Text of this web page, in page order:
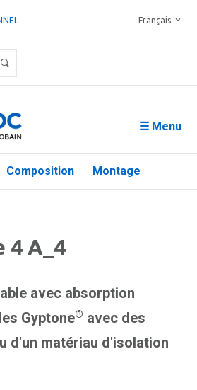
Français
☰ Menu
Composition Montage
4 A_4
avec absorption
Gyptone® avec des
d'un matériau d'isolation